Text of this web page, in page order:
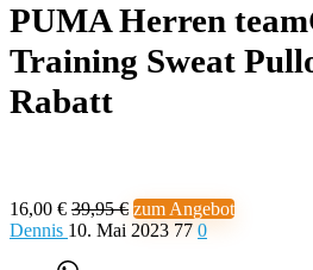
PUMA Herren
Training Sweat
Rabatt
16,00 € 39,95 € zum Angebot
Dennis 10. Mai 2023 77 0